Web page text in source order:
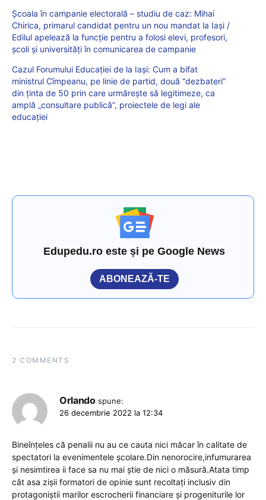
Școala în campanie electorală – studiu de caz: Mihai
Chirica, primarul candidat pentru un nou mandat la Iași /
Edilul apelează la funcție pentru a folosi elevi, profesori,
școli și universități în comunicarea de campanie
Cazul Forumului Educației de la Iași: Cum a bifat
ministrul Cîmpeanu, pe linie de partid, două “dezbateri”
din ținta de 50 prin care urmărește să legitimeze, ca
amplă „consultare publică”, proiectele de legi ale
educației
Edupedu.ro este și pe Google News
ABONEAZĂ-TE
2 COMMENTS
Orlando spune:
26 decembrie 2022 la 12:34
Bineînțeles că penalii nu au ce cauta nici măcar în calitate de
spectatori la evenimentele școlare.Din nenorocire,infumurarea
și nesimtirea ii face sa nu mai știe de nici o măsură.Atata timp
cât asa zișii formatori de opinie sunt recoltați inclusiv din
protagoniștii marilor escrocherii financiare și progeniturile lor